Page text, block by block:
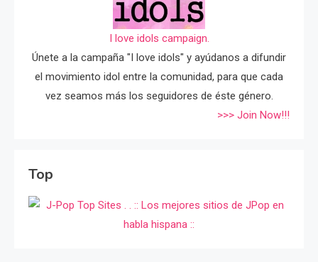
I love idols campaign.
Únete a la campaña "I love idols" y ayúdanos a difundir
el movimiento idol entre la comunidad, para que cada
vez seamos más los seguidores de éste género.
>>> Join Now!!!
Top